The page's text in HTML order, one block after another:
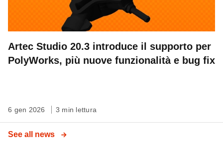
Artec Studio 20.3 introduce il supporto per
PolyWorks, più nuove funzionalità e bug fix
6 gen 2026 3 min lettura
See all news